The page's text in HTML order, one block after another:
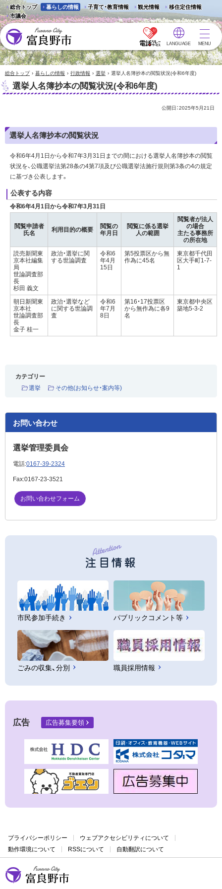
総合トップ 暮らしの情報 子育て・教育情報 観光情報
移住定住情報
市議会
富良野市 - Frano City
LANGUAGE MENU
総合トップ › 暮らしの情報 › 行政情報 › 選挙 › 選挙人名簿抄本の閲覧状況(令和6年度)
選挙人名簿抄本の閲覧状況(令和6年度)
公開日：2025年5月21日
選挙人名簿抄本の閲覧状況
令和6年4月1日から令和7年3月31日までの間における選挙人名簿抄本の閲覧
状況を、公職選挙法第28条の4第7項及び公職選挙法施行規則第3条の4の規定
に基づき公表します。
公表する内容
令和6年4月1日から令和7年3月31日
閲覧申請者
氏名
利用目的の概要
閲覧の
年月日
閲覧に係る選挙
人の範囲
閲覧者が法人
の場合
主たる事務所
の所在地
読売新聞東
京本社編集
局
世論調査部
長
杉田 義文
政治・選挙に関
する世論調査
令和6
年4月
15日
第5投票区から無
作為に45名
東京都千代田
区大手町1-7-
1
朝日新聞東
京本社
世論調査部
長
金子 桂一
政治・選挙など
に関する世論調
査
令和6
年7月
8日
第16・17投票区
から無作為に各9
名
東京都中央区
築地5-3-2
カテゴリー
選挙
その他(お知らせ・案内等)
お問い合わせ
選挙管理委員会
電話:0167-39-2324
Fax:0167-23-3521
お問い合わせフォーム
注目情報
市民参加手続き パブリックコメント等
ごみの収集、分別 職員採用情報
広告 広告募集要領
プライバシーポリシー
ウェブアクセシビリティについて
動作環境について
RSSについて 自動翻訳について